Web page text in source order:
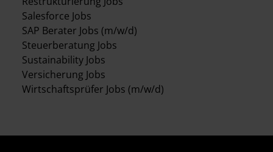
Salesforce Jobs
SAP Berater Jobs (m/w/d)
Steuerberatung Jobs
Sustainability Jobs
Versicherung Jobs
Wirtschaftsprüfer Jobs (m/w/d)